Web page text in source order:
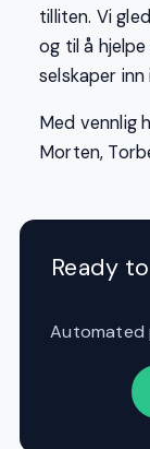
tilliten. Vi
og til å
selskaper
Med vennlig
Morten,
Ready
Automated